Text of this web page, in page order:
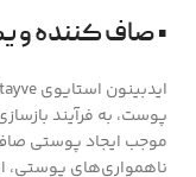
• صاف کننده و
پوست، به فرآیند
موجب ایجاد پوستی
ناهمواری‌های پوستی،